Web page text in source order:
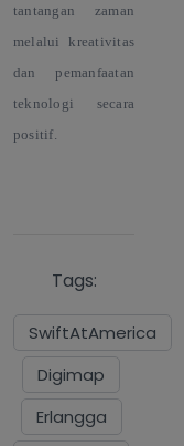
tantangan zaman
melalui kreativitas
dan pemanfaatan
teknologi secara
positif.
Tags:
SwiftAtAmerica
Digimap
Erlangga